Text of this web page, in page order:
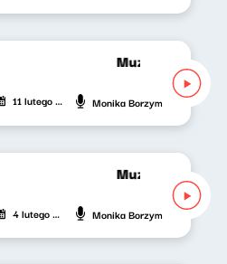
Muzyczny
11 lutego 2022 Monika Borzym
Muzyczny
4 lutego 2022 Monika Borzym